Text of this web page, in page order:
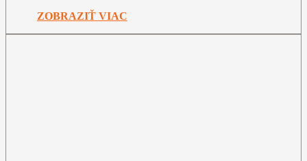
799,00€.
ZOBRAZIŤ VIAC